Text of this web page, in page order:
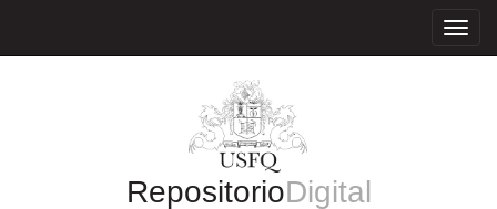
RepositorioDigital